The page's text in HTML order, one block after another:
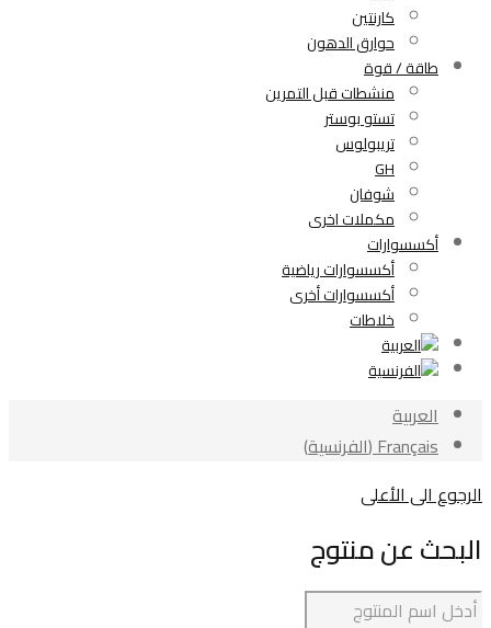
كارنتين
حوارق الدهون
طاقة / قوة
منشطات قبل التمرين
تستو بوستر
تريبولوس
GH
شوفان
مكملات اخرى
أكسسوارات
أكسسوارات رياضية
أكسسوارات أخرى
خلاطات
العربية
Français
(الفرنسية)
الرجوع الى الأعلى
البحث عن منتوج